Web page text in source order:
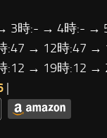
3時:- → 4時:- →
:47 → 12時:47
:12 → 19時:12
|